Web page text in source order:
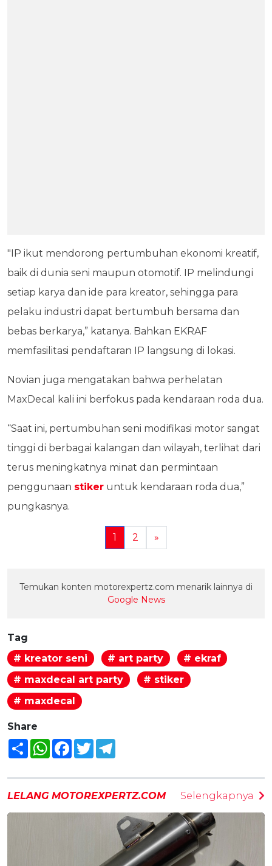
"IP ikut mendorong pertumbuhan ekonomi kreatif,
baik di dunia seni maupun otomotif. IP melindungi
setiap karya dan ide para kreator, sehingga para
pelaku industri dapat bertumbuh bersama dan
bebas berkarya,” katanya. Bahkan EKRAF
memfasilitasi pendaftaran IP langsung di lokasi.
Novian juga mengatakan bahwa perhelatan
MaxDecal kali ini berfokus pada kendaraan roda dua.
“Saat ini, pertumbuhan seni modifikasi motor sangat
tinggi di berbagai kalangan dan wilayah, terlihat dari
terus meningkatnya minat dan permintaan
penggunaan stiker untuk kendaraan roda dua,”
pungkasnya.
1 2 »
Temukan konten motorexpertz.com menarik lainnya di
Google News
Tag
# kreator seni
# art party
# ekraf
# maxdecal art party
# stiker
# maxdecal
Share
Share WhatsAppFacebook
Twitter
LELANG MOTOREXPERTZ.COM Selengkapnya